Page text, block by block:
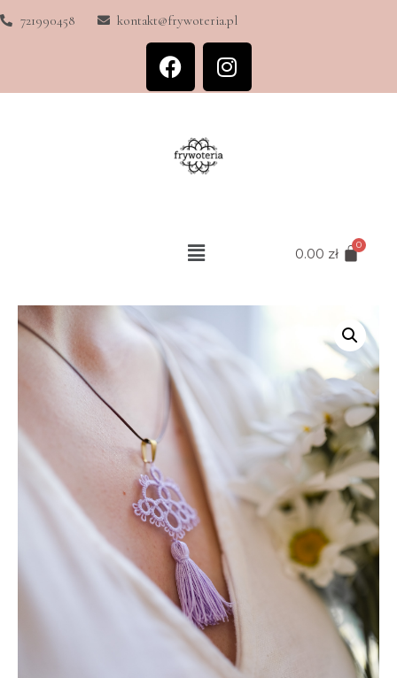
721990458 kontakt@frywoteria.pl
0.00 zł